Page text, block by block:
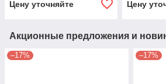
Цену уточняйте Цену
Акционные предложения и
–17% –17%